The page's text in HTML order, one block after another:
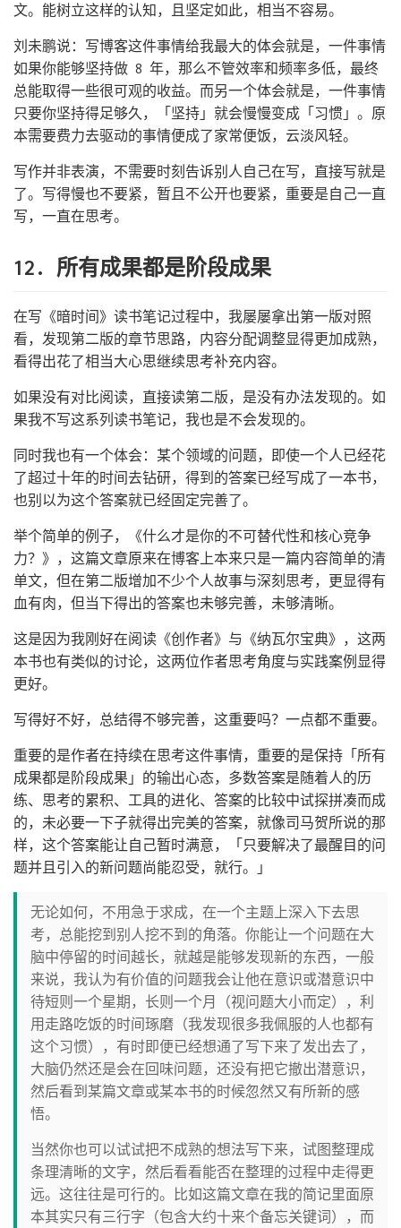
文。能树立这样的认知，且坚定如此，相当不容易。
刘未鹏说：写博客这件事情给我最大的体会就是，一件事情
如果你能够坚持做 8 年，那么不管效率和频率多低，最终
总能取得一些很可观的收益。而另一个体会就是，一件事情
只要你坚持得足够久，「坚持」就会慢慢变成「习惯」。原
本需要费力去驱动的事情便成了家常便饭，云淡风轻。
写作并非表演，不需要时刻告诉别人自己在写，直接写就是
了。写得慢也不要紧，暂且不公开也要紧，重要是自己一直
写，一直在思考。
12. 所有成果都是阶段成果
在写《暗时间》读书笔记过程中，我屡屡拿出第一版对照
看，发现第二版的章节思路，内容分配调整显得更加成熟，
看得出花了相当大心思继续思考补充内容。
如果没有对比阅读，直接读第二版，是没有办法发现的。如
果我不写这系列读书笔记，我也是不会发现的。
同时我也有一个体会：某个领域的问题，即使一个人已经花
了超过十年的时间去钻研，得到的答案已经写成了一本书，
也别以为这个答案就已经固定完善了。
举个简单的例子，《什么才是你的不可替代性和核心竞争
力？》，这篇文章原来在博客上本来只是一篇内容简单的清
单文，但在第二版增加不少个人故事与深刻思考，更显得有
血有肉，但当下得出的答案也未够完善，未够清晰。
这是因为我刚好在阅读《创作者》与《纳瓦尔宝典》，这两
本书也有类似的讨论，这两位作者思考角度与实践案例显得
更好。
写得好不好，总结得不够完善，这重要吗？一点都不重要。
重要的是作者在持续在思考这件事情，重要的是保持「所有
成果都是阶段成果」的输出心态，多数答案是随着人的历
练、思考的累积、工具的进化、答案的比较中试探拼凑而成
的，未必要一下子就得出完美的答案，就像司马贺所说的那
样，这个答案能让自己暂时满意，「只要解决了最醒目的问
题并且引入的新问题尚能忍受，就行。」
无论如何，不用急于求成，在一个主题上深入下去思
考，总能挖到别人挖不到的角落。你能让一个问题在大
脑中停留的时间越长，就越是能够发现新的东西，一般
来说，我认为有价值的问题我会让他在意识或潜意识中
待短则一个星期，长则一个月（视问题大小而定），利
用走路吃饭的时间琢磨（我发现很多我佩服的人也都有
这个习惯），有时即便已经想通了写下来了发出去了，
大脑仍然还是会在回味问题，还没有把它撤出潜意识，
然后看到某篇文章或某本书的时候忽然又有所新的感
悟。
当然你也可以试试把不成熟的想法写下来，试图整理成
条理清晰的文字，然后看看能否在整理的过程中走得更
远。这往往是可行的。比如这篇文章在我的简记里面原
本其实只有三行字（包含大约十来个备忘关键词），而